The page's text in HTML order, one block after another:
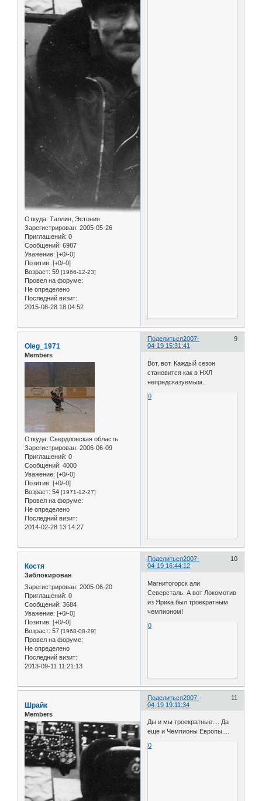
Откуда: Таллин, Эстония
Зарегистрирован: 2005-05-26
Приглашений: 0
Сообщений: 6987
Уважение: [+0/-0]
Позитив: [+0/-0]
Возраст: 59 [1966-12-23]
Провел на форуме:
Не определено
Последний визит:
2015-08-28 18:04:52
Поделиться 9
2007-
04-19 15:31:41
Oleg_1971
Members
Откуда: Свердловская область
Зарегистрирован: 2006-06-09
Приглашений: 0
Сообщений: 4000
Уважение: [+0/-0]
Позитив: [+0/-0]
Возраст: 54 [1971-12-27]
Провел на форуме:
Не определено
Последний визит:
2014-02-28 13:14:27
Вот, вот. Каждый сезон
становится как в НХЛ
непредсказуемым.
0
Поделиться 10
2007-
04-19 16:44:12
Костя
Заблокирован
Зарегистрирован: 2005-06-20
Приглашений: 0
Сообщений: 3684
Уважение: [+0/-0]
Позитив: [+0/-0]
Возраст: 57 [1968-08-29]
Провел на форуме:
Не определено
Последний визит:
2013-09-11 11:21:13
Магнитогорск али
Северсталь. А вот Локомотив
из Ярика был троекратным
чемпионом!
0
Поделиться 11
2007-
04-19 19:11:34
Шрайк
Members
Ды и мы троекратные.... Да
еще и Чемпионы Европы....
0